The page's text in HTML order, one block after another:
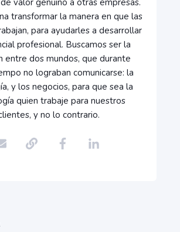
valor genuino a otras empresas.
transformar la manera en que las
para ayudarles a desarrollar
profesional. Buscamos ser la
entre dos mundos, que durante
no lograban comunicarse: la
y los negocios, para que sea la
quien trabaje para nuestros
y no lo contrario.